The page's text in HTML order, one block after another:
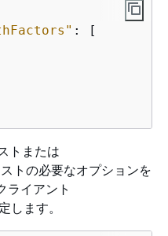
: [
トまたは
トの必要なオプションを
ライアント
します。